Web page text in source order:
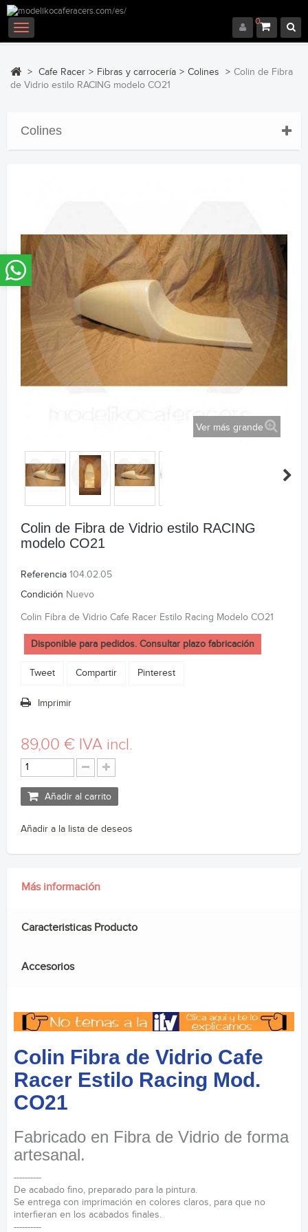
0
Navegación
Toggle
> Cafe Racer > Fibras y carrocería > Colines > Colin de Fibra
de Vidrio estilo RACING modelo CO21
Colines
Ver más grande
Colin de Fibra de Vidrio estilo RACING
modelo CO21
Referencia 104.02.05
Condición Nuevo
Colin Fibra de Vidrio Cafe Racer Estilo Racing Modelo CO21
Disponible para pedidos. Consultar plazo fabricación
Tweet Compartir Pinterest
Imprimir
89,00 € IVA incl.
Añadir al carrito
Añadir a la lista de deseos
Más información
Caracteristicas Producto
Accesorios
Colin Fibra de Vidrio Cafe
Racer Estilo Racing Mod.
CO21
Fabricado en Fibra de Vidrio de forma
artesanal.
----------
De acabado fino, preparado para la pintura.
Se entrega con imprimación en colores claros, para que no
interfieran en los acabados finales.
----------